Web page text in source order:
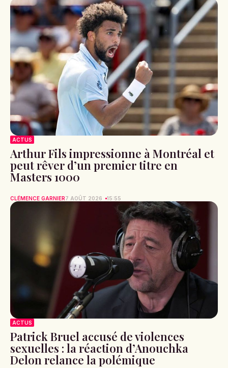
ACTUS
Arthur Fils impressionne à Montréal et
peut rêver d’un premier titre en
Masters 1000
CLÉMENCE GARNIER7 AOÛT 2026 15:55
ACTUS
Patrick Bruel accusé de violences
sexuelles : la réaction d’Anouchka
Delon relance la polémique